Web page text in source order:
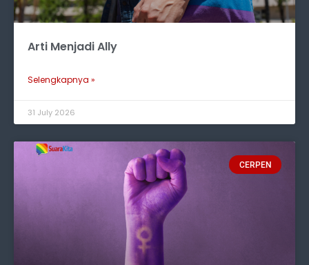
Arti Menjadi Ally
Selengkapnya »
31 July 2026
CERPEN